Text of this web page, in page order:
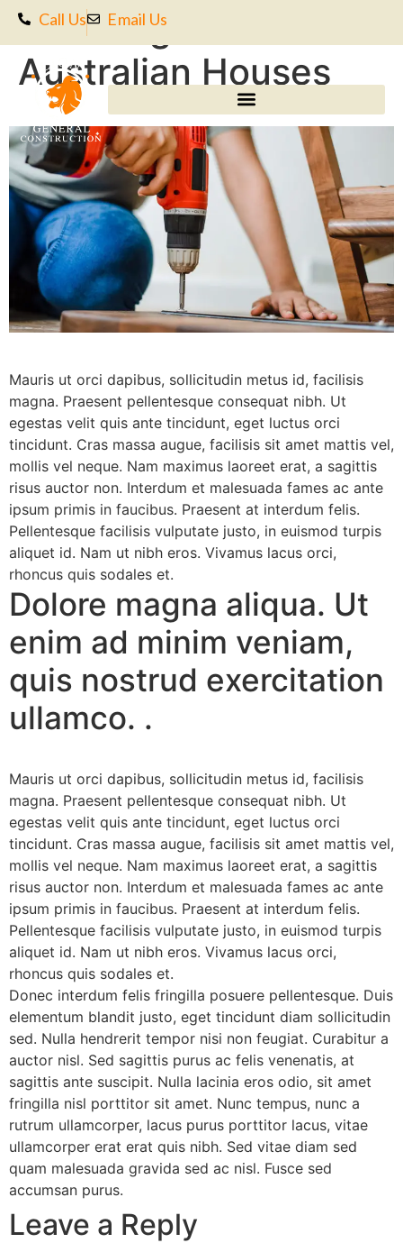
Call Us Email Us
Cladding Ideas for
Australian Houses
Mauris ut orci dapibus, sollicitudin metus id, facilisis
magna. Praesent pellentesque consequat nibh. Ut
egestas velit quis ante tincidunt, eget luctus orci
tincidunt. Cras massa augue, facilisis sit amet mattis vel,
mollis vel neque. Nam maximus laoreet erat, a sagittis
risus auctor non. Interdum et malesuada fames ac ante
ipsum primis in faucibus. Praesent at interdum felis.
Pellentesque facilisis vulputate justo, in euismod turpis
aliquet id. Nam ut nibh eros. Vivamus lacus orci,
rhoncus quis sodales et.
Dolore magna aliqua. Ut
enim ad minim veniam,
quis nostrud exercitation
ullamco. .
Mauris ut orci dapibus, sollicitudin metus id, facilisis
magna. Praesent pellentesque consequat nibh. Ut
egestas velit quis ante tincidunt, eget luctus orci
tincidunt. Cras massa augue, facilisis sit amet mattis vel,
mollis vel neque. Nam maximus laoreet erat, a sagittis
risus auctor non. Interdum et malesuada fames ac ante
ipsum primis in faucibus. Praesent at interdum felis.
Pellentesque facilisis vulputate justo, in euismod turpis
aliquet id. Nam ut nibh eros. Vivamus lacus orci,
rhoncus quis sodales et.
Donec interdum felis fringilla posuere pellentesque. Duis
elementum blandit justo, eget tincidunt diam sollicitudin
sed. Nulla hendrerit tempor nisi non feugiat. Curabitur a
auctor nisl. Sed sagittis purus ac felis venenatis, at
sagittis ante suscipit. Nulla lacinia eros odio, sit amet
fringilla nisl porttitor sit amet. Nunc tempus, nunc a
rutrum ullamcorper, lacus purus porttitor lacus, vitae
ullamcorper erat erat quis nibh. Sed vitae diam sed
quam malesuada gravida sed ac nisl. Fusce sed
accumsan purus.
Leave a Reply